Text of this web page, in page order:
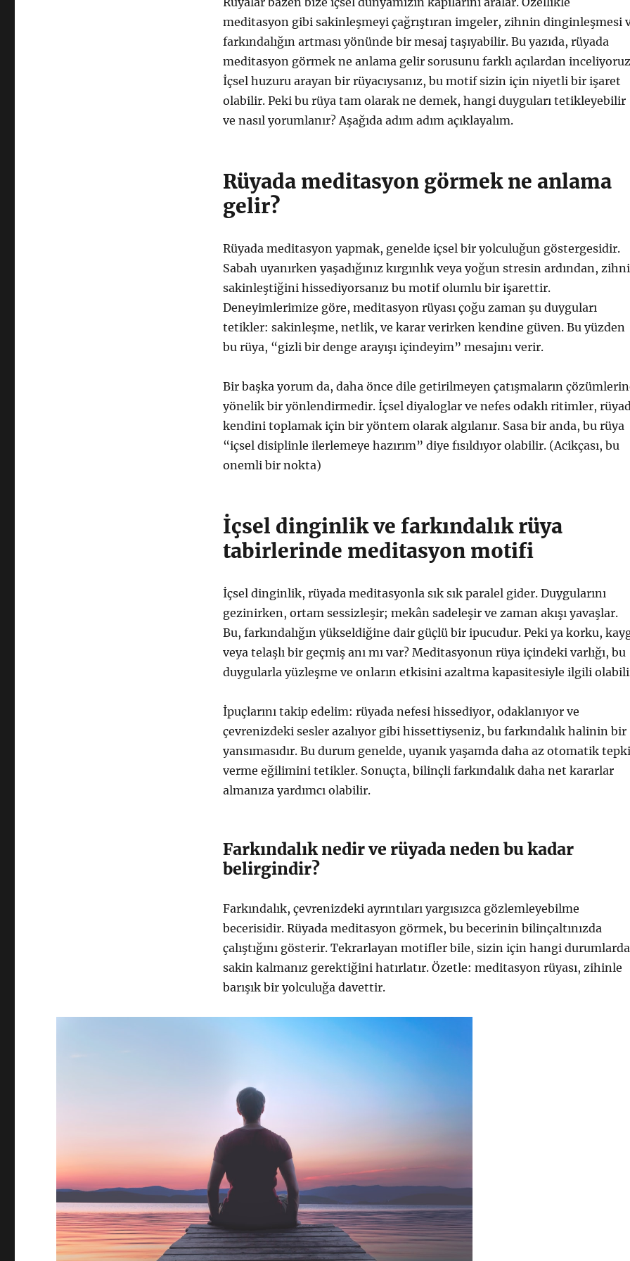
meditasyon gibi sakinleşmeyi çağrıştıran imgeler, zihnin dinginleşmesi
farkındalığın artması yönünde bir mesaj taşıyabilir. Bu yazıda, rüyada
meditasyon görmek ne anlama gelir sorusunu farklı açılardan
İçsel huzuru arayan bir rüyacıysanız, bu motif sizin için niyetli bir işaret
olabilir. Peki bu rüya tam olarak ne demek, hangi duyguları tetikleyebilir
ve nasıl yorumlanır? Aşağıda adım adım açıklayalım.
Rüyada meditasyon görmek ne anlama
gelir?
Rüyada meditasyon yapmak, genelde içsel bir yolculuğun göstergesidir.
Sabah uyanırken yaşadığınız kırgınlık veya yoğun stresin ardından,
sakinleştiğini hissediyorsanız bu motif olumlu bir işarettir.
Deneyimlerimize göre, meditasyon rüyası çoğu zaman şu duyguları
tetikler: sakinleşme, netlik, ve karar verirken kendine güven. Bu yüzden
bu rüya, “gizli bir denge arayışı içindeyim” mesajını verir.
Bir başka yorum da, daha önce dile getirilmeyen çatışmaların
yönelik bir yönlendirmedir. İçsel diyaloglar ve nefes odaklı ritimler,
kendini toplamak için bir yöntem olarak algılanır. Sasa bir anda, bu rüya
“içsel disiplinle ilerlemeye hazırım” diye fısıldıyor olabilir. (Acikçası, bu
onemli bir nokta)
İçsel dinginlik ve farkındalık rüya
tabirlerinde meditasyon motifi
İçsel dinginlik, rüyada meditasyonla sık sık paralel gider. Duygularını
gezinirken, ortam sessizleşir; mekân sadeleşir ve zaman akışı yavaşlar.
Bu, farkındalığın yükseldiğine dair güçlü bir ipucudur. Peki ya korku,
veya telaşlı bir geçmiş anı mı var? Meditasyonun rüya içindeki varlığı, bu
duygularla yüzleşme ve onların etkisini azaltma kapasitesiyle ilgili
İpuçlarını takip edelim: rüyada nefesi hissediyor, odaklanıyor ve
çevrenizdeki sesler azalıyor gibi hissettiyseniz, bu farkındalık halinin bir
yansımasıdır. Bu durum genelde, uyanık yaşamda daha az otomatik tepki
verme eğilimini tetikler. Sonuçta, bilinçli farkındalık daha net kararlar
almanıza yardımcı olabilir.
Farkındalık nedir ve rüyada neden bu kadar
belirgindir?
Farkındalık, çevrenizdeki ayrıntıları yargısızca gözlemleyebilme
becerisidir. Rüyada meditasyon görmek, bu becerinin bilinçaltınızda
çalıştığını gösterir. Tekrarlayan motifler bile, sizin için hangi durumlarda
sakin kalmanız gerektiğini hatırlatır. Özetle: meditasyon rüyası, zihinle
barışık bir yolculuğa davettir.